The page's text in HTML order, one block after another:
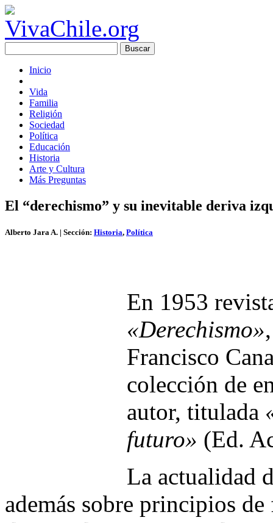
Inicio
Vida
Familia
Religión
Sociedad
Política
Educación
Historia
Arte y Cultura
Más Preguntas
El “derechismo” y su inevitable deriva
Alberto Jara A. | Sección: Historia, Política
En 1953
«Derechismo»
Francisco
colección de
autor, titulada
futuro» (Ed.
La actualidad
además sobre principios